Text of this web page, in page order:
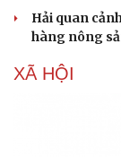
Hải quan
hàng nông
XÃ HỘI